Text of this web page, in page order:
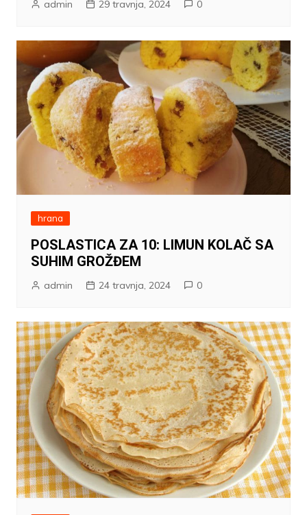
admin 29 travnja, 2024 0
hrana
POSLASTICA ZA 10: LIMUN KOLAČ SA
SUHIM GROŽĐEM
admin 24 travnja, 2024 0